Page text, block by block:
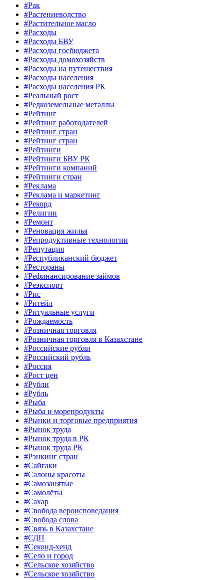
#Рак
#Растениеводство
#Растительное масло
#Расходы
#Расходы БВУ
#Расходы госбюджета
#Расходы домохозяйств
#Расходы на путешествия
#Расходы населения
#Расходы населения РК
#Реальный рост
#Редкоземельные металлы
#Рейтинг
#Рейтинг работодателей
#Рейтинг стран
#Рейтинг стран
#Рейтинги
#Рейтинги БВУ РК
#Рейтинги компаний
#Рейтинги стран
#Реклама
#Реклама и маркетинг
#Рекорд
#Религии
#Ремонт
#Реновация жилья
#Репродуктивные технологии
#Репутация
#Республиканский бюджет
#Рестораны
#Рефинансирование займов
#Реэкспорт
#Рис
#Ритейл
#Ритуальные услуги
#Рождаемость
#Розничная торговля
#Розничная торговля в Казахстане
#Российские рубли
#Российский рубль
#Россия
#Рост цен
#Рубли
#Рубль
#Рыба
#Рыба и морепродукты
#Рынки и торговые предприятия
#Рынок труда
#Рынок труда в РК
#Рынок труда РК
#Рэнкинг стран
#Сайгаки
#Салоны красоты
#Самозанятые
#Самолёты
#Сахар
#Свобода вероисповедания
#Свобода слова
#Связь в Казахстане
#СДП
#Секонд-хенд
#Село и город
#Сельское хозяйство
#Сельское хозяйство